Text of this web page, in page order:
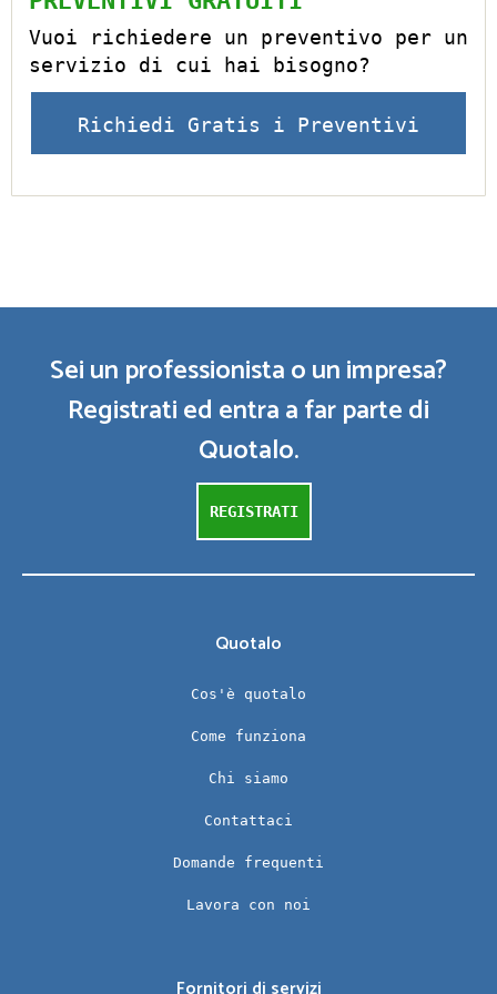
Vuoi richiedere un preventivo per un
servizio di cui hai bisogno?
Richiedi Gratis i Preventivi
Sei un professionista o un impresa?
Registrati ed entra a far parte di
Quotalo.
REGISTRATI
Quotalo
Cos'è quotalo
Come funziona
Chi siamo
Contattaci
Domande frequenti
Lavora con noi